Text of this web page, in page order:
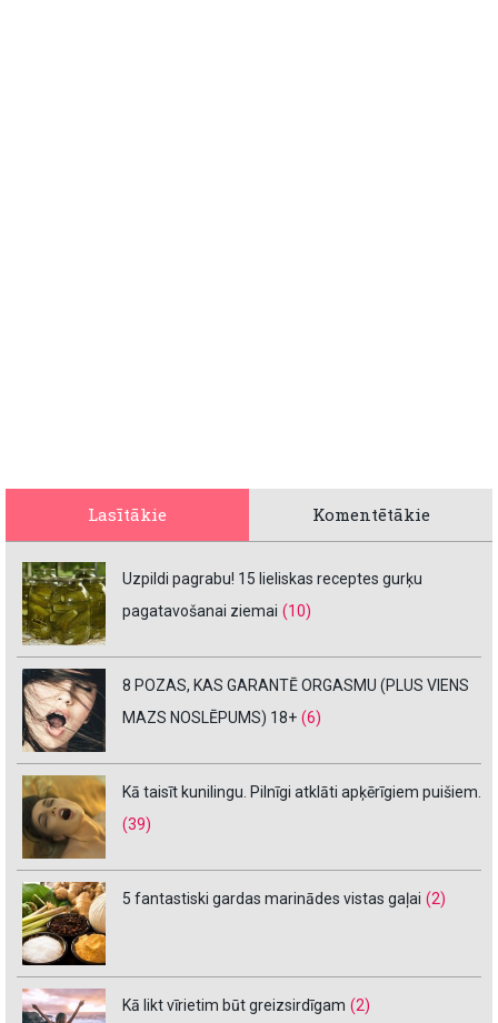
Lasītākie Komentētākie
Uzpildi pagrabu! 15 lieliskas receptes gurķu
pagatavošanai ziemai (10)
8 POZAS, KAS GARANTĒ ORGASMU (PLUS VIENS
MAZS NOSLĒPUMS) 18+ (6)
Kā taisīt kunilingu. Pilnīgi atklāti apķērīgiem puišiem.
(39)
5 fantastiski gardas marinādes vistas gaļai (2)
Kā likt vīrietim būt greizsirdīgam (2)